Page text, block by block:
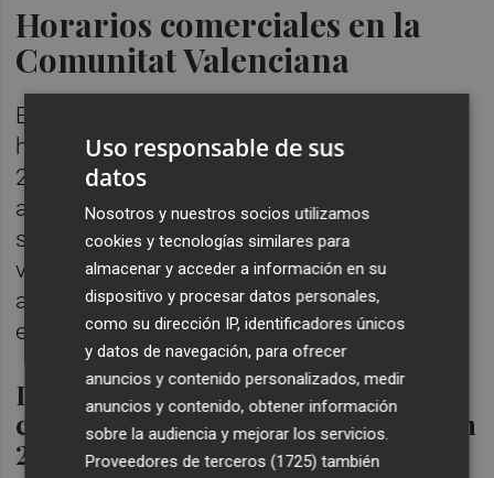
Horarios comerciales en la
Comunitat Valenciana
Esta es la relación de domingos y festivos
hábiles en la Comunitat Valenciana para
2023. Estos completan el calendario de
aperturas de domingos en las grandes
superficies y centros comerciales
valencianos ubicados en las zonas de gran
afluencia turística y que posibilitarán que
estén abiertas hasta enero de 2024.
Domingos y festivos hábiles para
centros comerciales y comercios en
2023
Uso responsable de sus
datos
Nosotros y nuestros socios utilizamos
cookies y tecnologías similares para
almacenar y acceder a información en su
dispositivo y procesar datos personales,
como su dirección IP, identificadores únicos
y datos de navegación, para ofrecer
anuncios y contenido personalizados, medir
anuncios y contenido, obtener información
sobre la audiencia y mejorar los servicios.
Proveedores de terceros (1725) también